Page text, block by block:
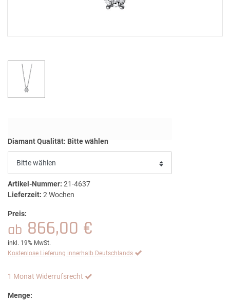
Diamant Qualität: Bitte wählen
Artikel-Nummer: 21-4637
Lieferzeit: 2 Wochen
Preis:
ab 866,00 €
inkl. 19% MwSt.
Kostenlose Lieferung innerhalb Deutschlands
1 Monat Widerrufsrecht
Menge: